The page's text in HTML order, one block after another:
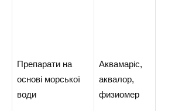
Препарати на
основі морської
води
Аквамаріс,
аквалор,
физиомер